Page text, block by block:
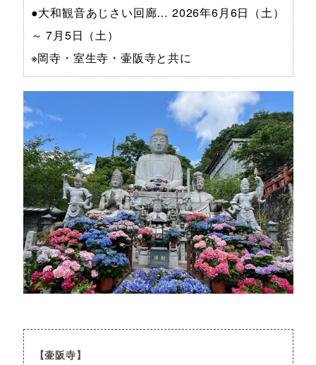
●大和観音あじさい回廊… 2026年6月6日（土）
～ 7月5日（土）
※岡寺・室生寺・壷阪寺と共に
壷阪寺